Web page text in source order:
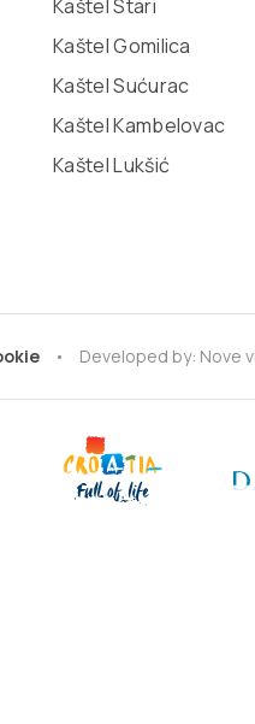
Kaštel Stari
Kaštel Gomilica
Kaštel Sućurac
Kaštel Kambelovac
Kaštel Lukšić
Developed by: Nove